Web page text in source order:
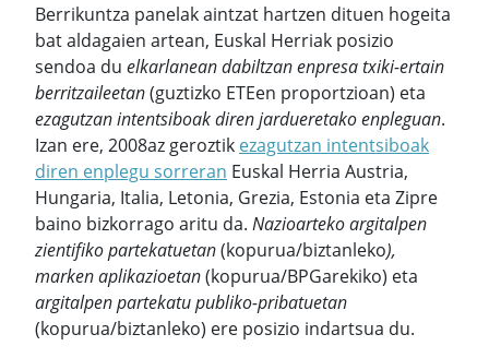
Berrikuntza panelak aintzat hartzen dituen hogeita
bat aldagaien artean, Euskal Herriak posizio
sendoa du elkarlanean dabiltzan enpresa txiki-ertain
berritzaileetan(guztizko ETEen proportzioan) eta
ezagutzan intentsiboak diren jardueretako enpleguan.
Izan ere, 2008az geroztik ezagutzan intentsiboak
diren enplegu sorreran Euskal Herria Austria,
Hungaria, Italia, Letonia, Grezia, Estonia eta Zipre
baino bizkorrago aritu da. Nazioarteko argitalpen
zientifiko partekatuetan(kopurua/biztanleko),
marken aplikazioetan(kopurua/BPGarekiko) eta
argitalpen partekatu publiko-pribatuetan
(kopurua/biztanleko) ere posizio indartsua du.